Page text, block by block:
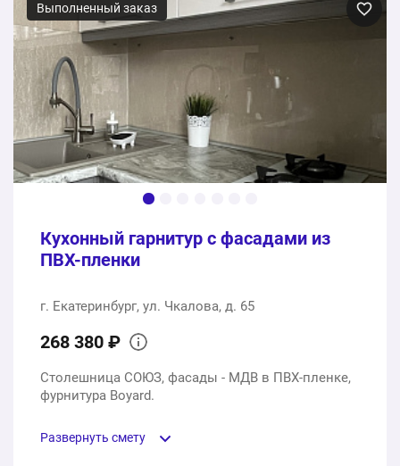
1 шт. 153750 ₽
Столешница Egger
1 шт. 59100 ₽
Сборка кухонного гарнитура, доставка
Общая стоимость: 236150 ₽
Выполненный заказ
Кухонный гарнитур с фасадами из
ПВХ-пленки
г. Екатеринбург, ул. Чкалова, д. 65
268 380 ₽
Столешница СОЮЗ, фасады - МДВ в ПВХ-пленке,
фурнитура Boyard.
Развернуть смету